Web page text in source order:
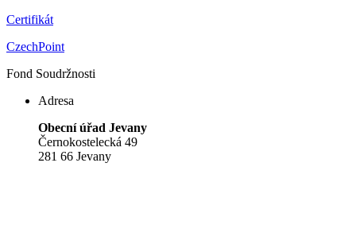
Certifikát
CzechPoint
Fond Soudržnosti
Adresa
Obecní úřad Jevany
Černokostelecká 49
281 66 Jevany